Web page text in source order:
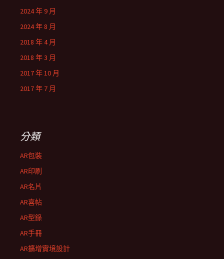
2024 年 9 月
2024 年 8 月
2018 年 4 月
2018 年 3 月
2017 年 10 月
2017 年 7 月
分類
AR包裝
AR印刷
AR名片
AR喜帖
AR型錄
AR手冊
AR擴增實境設計